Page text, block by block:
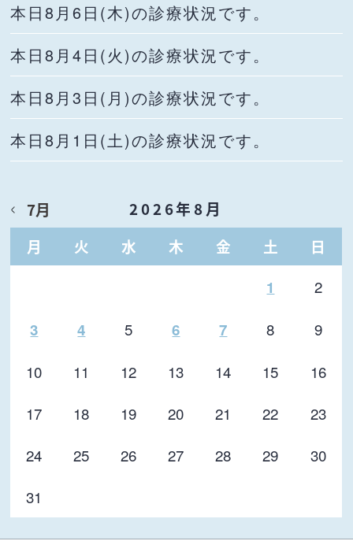
本日8月6日(木)の診療状況です。
本日8月4日(火)の診療状況です。
本日8月3日(月)の診療状況です。
本日8月1日(土)の診療状況です。
2026年8月
月
火 水 木 金 土 日
7月
1 2
3 4 5 6 7 8
9
10
11 12 13 14 15
16
17
18 19 20 21 22
23
24
25 26 27 28 29
30
31